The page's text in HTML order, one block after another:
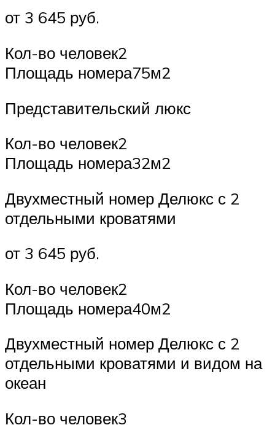
от 3 645 руб.
Кол-во человек2
Площадь номера75м2
Представительский люкс
Кол-во человек2
Площадь номера32м2
Двухместный номер Делюкс с 2
отдельными кроватями
от 3 645 руб.
Кол-во человек2
Площадь номера40м2
Двухместный номер Делюкс с 2
отдельными кроватями и видом на
океан
Кол-во человек3